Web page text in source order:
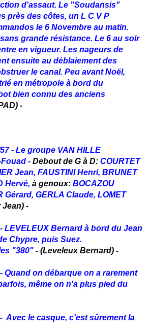
d'assaut. Le "Soudansis"
près des côtes, un L C V P
le 6 Novembre au matin.
grande résistance. Le 6 au soir
en vigueur. Les nageurs de
ensuite au déblaiement des
le canal. Peu avant Noël,
en métropole à bord du
bien connu des anciens
-
- Le groupe VAN HILLE
- Debout de G à D: COURTET
Jean, FAUSTINI Henri, BRUNET
Hervé, à genoux: BOCAZOU
Gérard, GERLA Claude, LOMET
Jean) -
LEVELEUX Bernard à bord du Jean
Chypre, puis Suez.
"380" - (Leveleux Bernard) -
Quand on débarque on a rarement
même on n'a plus pied du
Avec le casque, c'est sûrement la